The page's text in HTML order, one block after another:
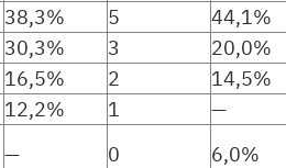
38,3% 5
44,1%
30,3% 3
20,0%
16,5% 2
14,5%
12,2% 1
—
— 0 6,0%